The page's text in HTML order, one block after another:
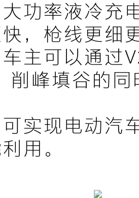
功率液冷充
，枪线更细
主可以通过
削峰填谷的
实现电动汽
用。